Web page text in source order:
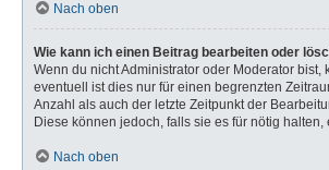
Nach oben
Wie kann ich einen Beitrag bearbeiten oder
Wenn du nicht Administrator oder Moderator
eventuell ist dies nur für einen begrenzten
Anzahl als auch der letzte Zeitpunkt der
Diese können jedoch, falls sie es für nötig
Nach oben